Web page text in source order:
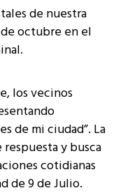
de nuestra
octubre en el
los vecinos
de mi ciudad”. La
y busca
cotidianas
de 9 de Julio.